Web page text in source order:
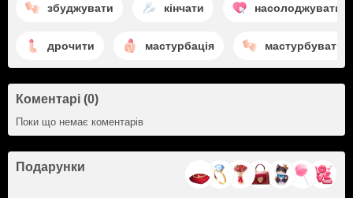
збуджувати кінчати
дрочити мастурбація мастурбувати
Коментарі (0)
Поки що немає коментарів
Подарунки